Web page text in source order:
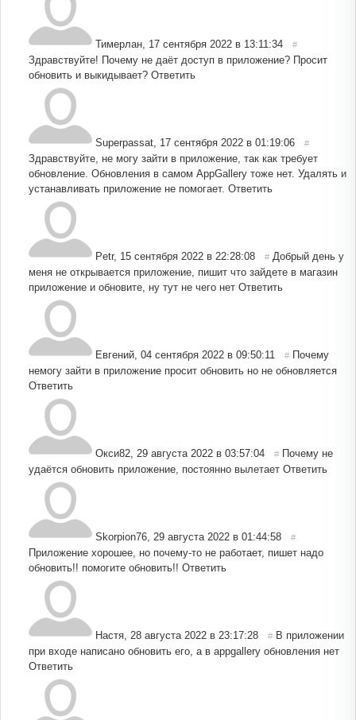
Тимерлан, 17 сентября 2022 в 13:11:34 #
Здравствуйте! Почему не даёт доступ в приложение? Просит
обновить и выкидывает? Ответить
Superpassat, 17 сентября 2022 в 01:19:06 #
Здравствуйте, не могу зайти в приложение, так как требует
обновление. Обновления в самом AppGallery тоже нет. Удалять и
устанавливать приложение не помогает. Ответить
Petr, 15 сентября 2022 в 22:28:08 # Добрый день у
меня не открывается приложение, пишит что зайдете в магазин
приложение и обновите, ну тут не чего нет Ответить
Евгений, 04 сентября 2022 в 09:50:11 # Почему
немогу зайти в приложение просит обновить но не обновляется
Ответить
Окси82, 29 августа 2022 в 03:57:04 # Почему не
удаётся обновить приложение, постоянно вылетает Ответить
Skorpion76, 29 августа 2022 в 01:44:58 #
Приложение хорошее, но почему-то не работает, пишет надо
обновить!! помогите обновить!! Ответить
Настя, 28 августа 2022 в 23:17:28 # В приложении
при входе написано обновить его, а в appgallery обновления нет
Ответить